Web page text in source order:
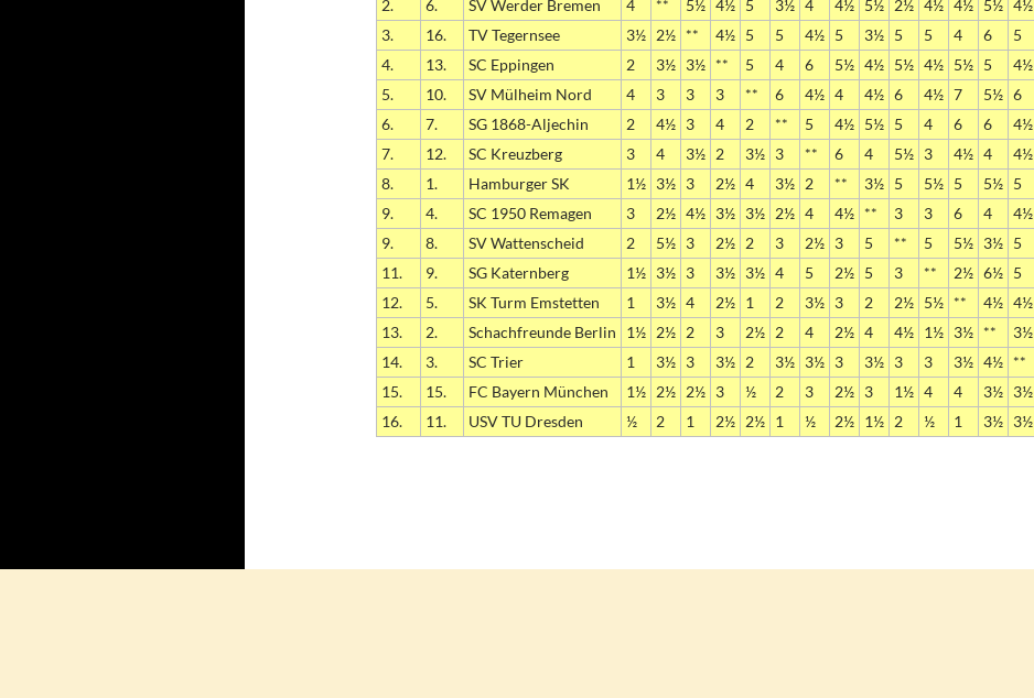
2.
6. SV Werder Bremen 4 ** 5½ 4½ 5 3½ 4 4½ 5½ 2½ 4½ 4½ 5½ 4½
3.
16. TV Tegernsee 3½ 2½ ** 4½ 5 5 4½ 5 3½ 5 5 4 6 5
4.
13. SC Eppingen 2 3½ 3½ ** 5 4 6 5½ 4½ 5½ 4½ 5½ 5 4½
5.
10. SV Mülheim Nord 4 3 3 3 ** 6 4½ 4 4½ 6 4½ 7 5½ 6
6.
7. SG 1868-Aljechin 2 4½ 3 4 2 ** 5 4½ 5½ 5 4 6 6 4½
7.
12. SC Kreuzberg 3 4 3½ 2 3½ 3 ** 6 4 5½ 3 4½ 4 4½
8.
1. Hamburger SK 1½ 3½ 3 2½ 4 3½ 2 ** 3½ 5 5½ 5 5½ 5
9.
4. SC 1950 Remagen 3 2½ 4½ 3½ 3½ 2½ 4 4½ ** 3 3 6 4 4½
9.
8. SV Wattenscheid 2 5½ 3 2½ 2 3 2½ 3 5 ** 5 5½ 3½ 5
11.
9. SG Katernberg 1½ 3½ 3 3½ 3½ 4 5 2½ 5 3 ** 2½ 6½ 5
12.
5. SK Turm Emstetten 1 3½ 4 2½ 1 2 3½ 3 2 2½ 5½ ** 4½ 4½
13.
2. Schachfreunde Berlin 1½ 2½ 2 3 2½ 2 4 2½ 4 4½ 1½ 3½ ** 3½
14.
3. SC Trier 1 3½ 3 3½ 2 3½ 3½ 3 3½ 3 3 3½ 4½ **
15.
15. FC Bayern München 1½ 2½ 2½ 3 ½ 2 3 2½ 3 1½ 4 4 3½ 3½
16.
11. USV TU Dresden ½ 2 1 2½ 2½ 1 ½ 2½ 1½ 2 ½ 1 3½ 3½